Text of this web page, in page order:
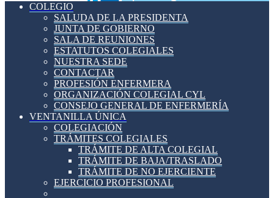
COLEGIO
SALUDA DE LA PRESIDENTA
JUNTA DE GOBIERNO
SALA DE REUNIONES
ESTATUTOS COLEGIALES
NUESTRA SEDE
CONTACTAR
PROFESIÓN ENFERMERA
ORGANIZACIÓN COLEGIAL CYL
CONSEJO GENERAL DE ENFERMERÍA
VENTANILLA ÚNICA
COLEGIACIÓN
TRÁMITES COLEGIALES
TRÁMITE DE ALTA COLEGIAL
TRÁMITE DE BAJA/TRASLADO
TRÁMITE DE NO EJERCIENTE
EJERCICIO PROFESIONAL